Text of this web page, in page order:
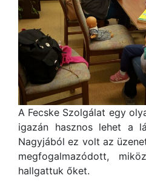
A Fecske Szolgálat egy
igazán hasznos lehet a
Nagyjából ez volt az
megfogalmazódott,
hallgattuk őket.